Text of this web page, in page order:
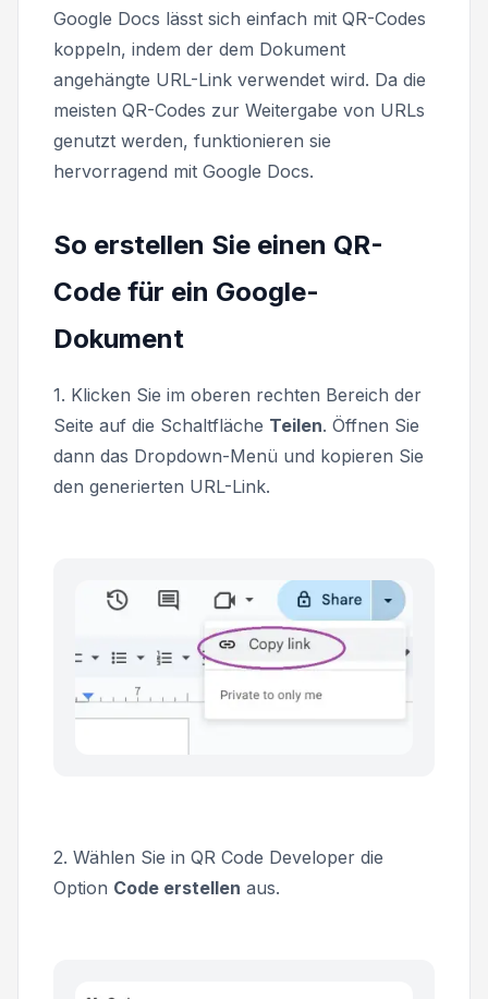
Google Docs lässt sich einfach mit QR-Codes
koppeln, indem der dem Dokument
angehängte URL-Link verwendet wird. Da die
meisten QR-Codes zur Weitergabe von URLs
genutzt werden, funktionieren sie
hervorragend mit Google Docs.
So erstellen Sie einen QR-
Code für ein Google-
Dokument
1. Klicken Sie im oberen rechten Bereich der
Seite auf die Schaltfläche Teilen. Öffnen Sie
dann das Dropdown-Menü und kopieren Sie
den generierten URL-Link.
2. Wählen Sie in QR Code Developer die
Option Code erstellen aus.